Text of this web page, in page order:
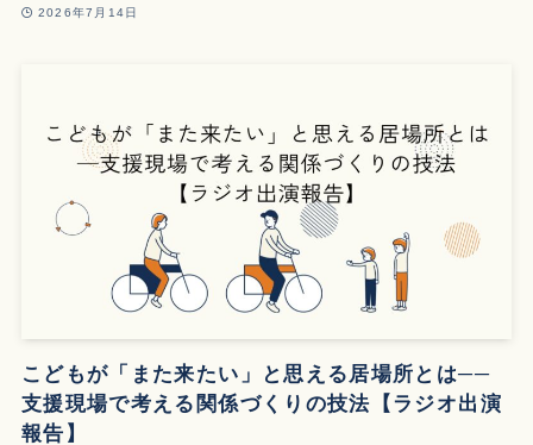
2026年7月14日
こどもが「また来たい」と思える居場所とは──
支援現場で考える関係づくりの技法【ラジオ出演
報告】